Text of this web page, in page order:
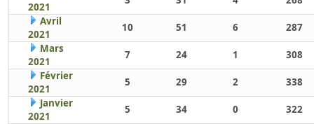
2021
Avril
2021
10 51 6
287
Mars
2021
7 24 1
308
Février
2021
5 29 2
338
Janvier
2021
5 34 0
322